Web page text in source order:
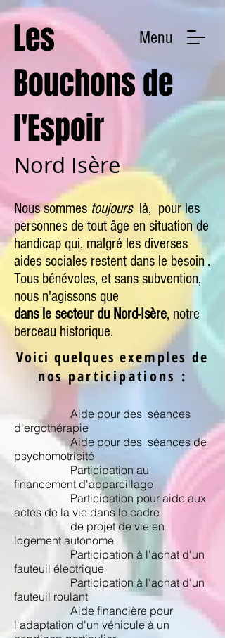
Les
Bouchons de
l'Espoir
Nord Isère
Menu
Nous sommes toujourslà, pour les
personnes de tout âge en situation de
handicap qui, malgré les diverses
aides sociales restent dans le besoin .
Tous bénévoles, et sans subvention,
nous n'agissons que
dans le secteur du Nord-Isère, notre
berceau historique.
Voici quelquesexemples de
nosparticipations :
Aide pour des séances
d'ergothérapie
Aide pour des séances de
psychomotricité
Participation au
financement d'appareillage
Participation pour aide aux
actes de la vie dans le cadre
de projet de vie en
logement autonome
Participation à l'achat d'un
fauteuil électrique
Participation à l'achat d'un
fauteuil roulant
Aide financière pour
l'adaptation d'un véhicule à un